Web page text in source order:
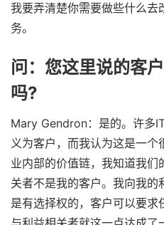
我要弄清楚你需要做些什么去
务。
问：您这里说的客
吗?
Mary Gendron：是的。许多
义为客户，而我认为这是一
业内部的价值链，我知道我
关者不是我的客户。我向我的
是有选择权的，客户可以要